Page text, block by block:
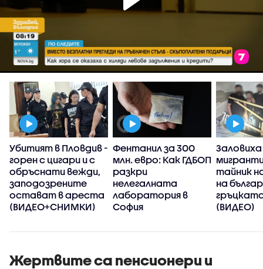
Убитият в Пловдив -
горен с цигари и с
обръснати вежди,
заподозрените
остават в ареста
(ВИДЕО+СНИМКИ)
Фентанил за 300
млн. евро: Как ГДБОП
разкри
нелегалната
лаборатория в
София
Заловиха
тайник
на
(ВИДЕО)
Жертвите са пенсионери и